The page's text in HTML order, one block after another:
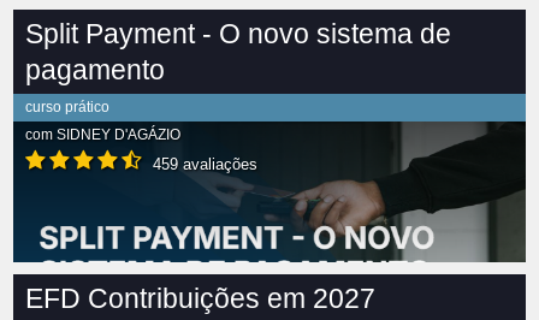
Split Payment - O novo sistema de
pagamento
curso prático
com SIDNEY D'AGÁZIO
459 avaliações
EFD Contribuições em 2027